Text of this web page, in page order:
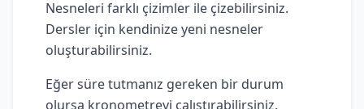
Nesneleri farklı çizimler ile çizebilirsiniz.
Dersler için kendinize yeni nesneler
oluşturabilirsiniz.
Eğer süre tutmanız gereken bir durum
olursa kronometreyi çalıştırabilirsiniz.